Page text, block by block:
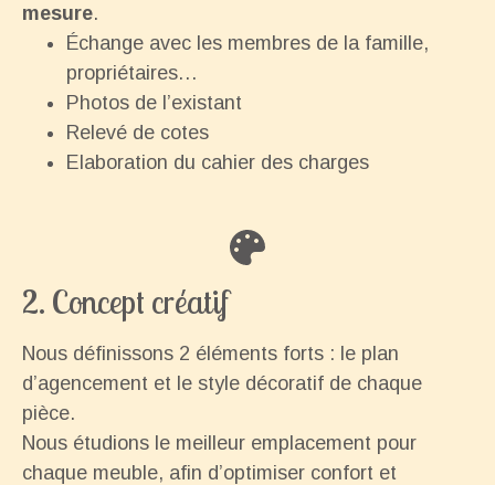
mesure.
Échange avec les membres de la famille,
propriétaires…
Photos de l’existant
Relevé de cotes
Elaboration du cahier des charges
2. Concept créatif
Nous définissons 2 éléments forts : le plan
d’agencement et le style décoratif de chaque
pièce.
Nous étudions le meilleur emplacement pour
chaque meuble, afin d’optimiser confort et